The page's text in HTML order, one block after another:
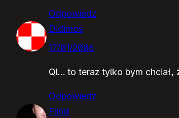
Odpowiedz
Didimos
17/01/2006
Ql… to teraz tylko bym chciał,
Odpowiedz
Flind